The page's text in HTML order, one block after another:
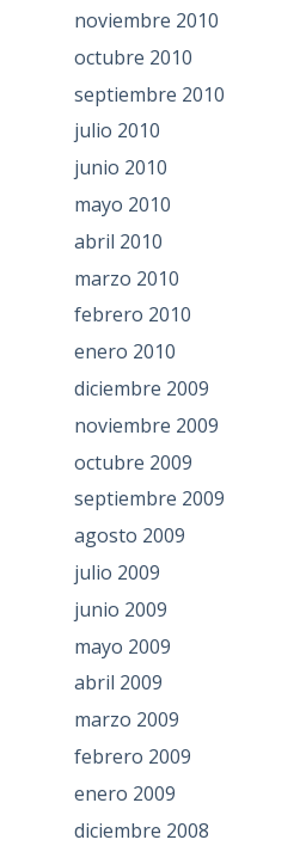
noviembre 2010
octubre 2010
septiembre 2010
julio 2010
junio 2010
mayo 2010
abril 2010
marzo 2010
febrero 2010
enero 2010
diciembre 2009
noviembre 2009
octubre 2009
septiembre 2009
agosto 2009
julio 2009
junio 2009
mayo 2009
abril 2009
marzo 2009
febrero 2009
enero 2009
diciembre 2008